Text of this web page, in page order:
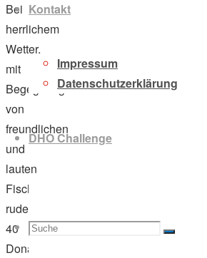
Kontakt
Impressum
Datenschutzerklärung
DHO Challenge
Suche
Suchen
Suche
Bei
herrlichem
Wetter,
mit
Begegnungen
von
freundlichen
und
lauten
Fischern,
ruderten
40
Donauhortler*innen